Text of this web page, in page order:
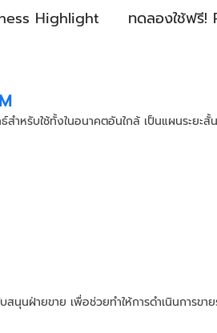
Highlight ทดลองใช้ฟรี!
หรับใช้ทั้งในอนาคตอันใกล้ เป็นแผนระยะสั้
นฝ่ายขาย เพื่อช่วยทำให้การดำเนินการขาย